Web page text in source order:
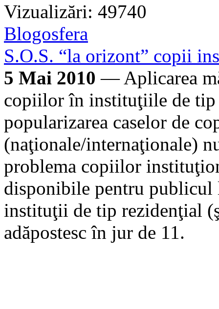
Vizualizări: 49740
Blogosfera
S.O.S. “la orizont” copii
5 Mai 2010 — Aplicarea
copiilor în instituţiile de tip
popularizarea caselor de
(naţionale/internaţionale)
problema copiilor
disponibile pentru publicul
instituţii de tip rezidenţial
adăpostesc în jur de 11.